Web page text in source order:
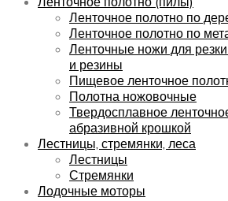
Ленточное полотно по
Ленточное полотно по
Ленточные ножи для
и резины
Пищевое ленточное
Полотна ножовочные
Твердосплавное
абразивной крошкой
Лестницы, стремянки, леса
Лестницы
Стремянки
Лодочные моторы